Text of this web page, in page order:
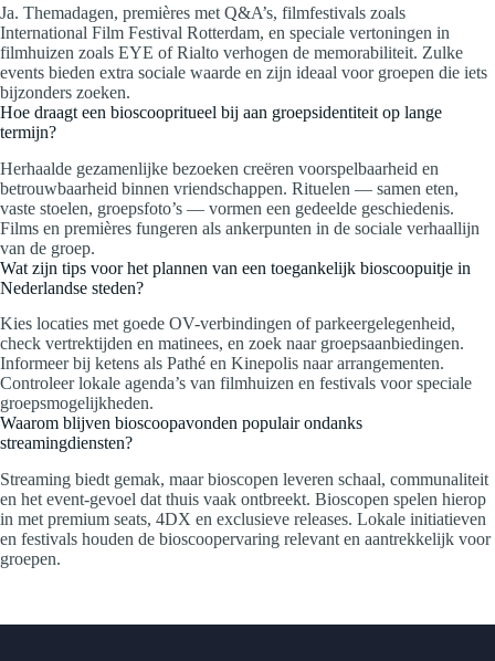
Ja. Themadagen, premières met Q&A’s, filmfestivals zoals
International Film Festival Rotterdam, en speciale vertoningen in
filmhuizen zoals EYE of Rialto verhogen de memorabiliteit. Zulke
events bieden extra sociale waarde en zijn ideaal voor groepen die iets
bijzonders zoeken.
Hoe draagt een bioscoopritueel bij aan groepsidentiteit op lange
termijn?
Herhaalde gezamenlijke bezoeken creëren voorspelbaarheid en
betrouwbaarheid binnen vriendschappen. Rituelen — samen eten,
vaste stoelen, groepsfoto’s — vormen een gedeelde geschiedenis.
Films en premières fungeren als ankerpunten in de sociale verhaallijn
van de groep.
Wat zijn tips voor het plannen van een toegankelijk bioscoopuitje in
Nederlandse steden?
Kies locaties met goede OV-verbindingen of parkeergelegenheid,
check vertrektijden en matinees, en zoek naar groepsaanbiedingen.
Informeer bij ketens als Pathé en Kinepolis naar arrangementen.
Controleer lokale agenda’s van filmhuizen en festivals voor speciale
groepsmogelijkheden.
Waarom blijven bioscoopavonden populair ondanks
streamingdiensten?
Streaming biedt gemak, maar bioscopen leveren schaal, communaliteit
en het event-gevoel dat thuis vaak ontbreekt. Bioscopen spelen hierop
in met premium seats, 4DX en exclusieve releases. Lokale initiatieven
en festivals houden de bioscoopervaring relevant en aantrekkelijk voor
groepen.